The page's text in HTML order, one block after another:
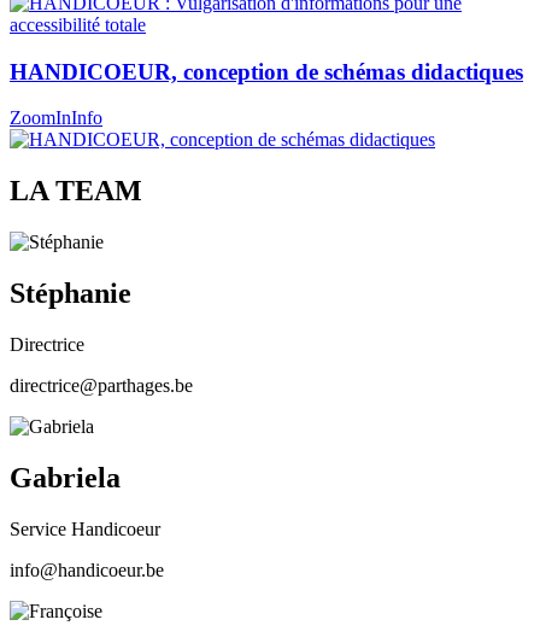
HANDICOEUR, conception de schémas didactiques
ZoomInInfo
LA TEAM
Stéphanie
Directrice
directrice@parthages.be
Gabriela
Service Handicoeur
info@handicoeur.be